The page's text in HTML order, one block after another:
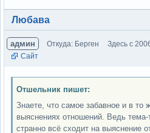
Вне форума
Любава
админ Откуда: Берген Здесь с
Сайт
Отшельник пишет:
Знаете, что самое забавное и в то
выяснениях отношений. Ведь
странно всё сходит на выяснение